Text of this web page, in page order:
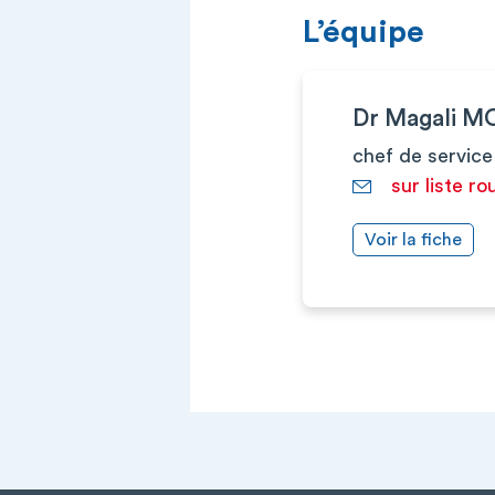
L’équipe
Dr Magali
chef de service
sur liste
Voir la fiche